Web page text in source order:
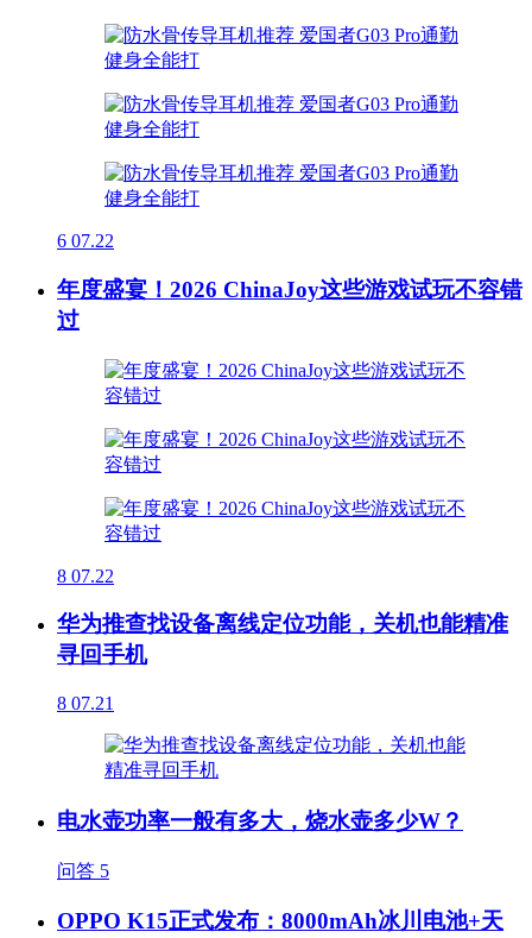
6 07.22
年度盛宴！2026 ChinaJoy这些游戏试玩不容错
过
8 07.22
华为推查找设备离线定位功能，关机也能精准
寻回手机
8 07.21
电水壶功率一般有多大，烧水壶多少W？
问答 5
OPPO K15正式发布：8000mAh冰川电池+天